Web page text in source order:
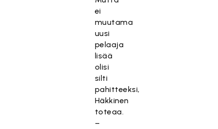
ei
muutama
uusi
pelaaja
lisää
olisi
silti
pahitteeksi,
Häkkinen
toteaa.
–